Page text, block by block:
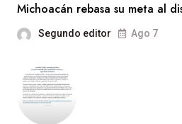
Michoacán rebasa su meta al
Segundo editor Ago 7